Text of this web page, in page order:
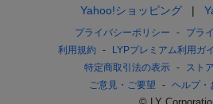
Yahoo!ショッピング
プライバシーポリシー
プラ
利用規約
LYPプレミアム利用ガ
特定商取引法の表示
スト
ご意見・ご要望
ヘルプ・